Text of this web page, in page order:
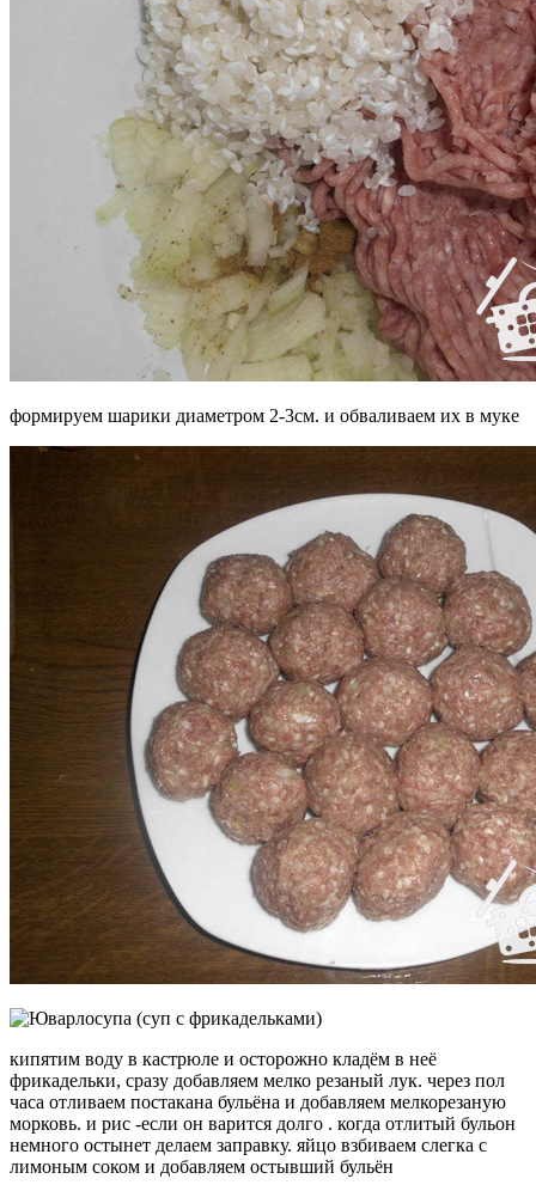
формируем шарики диаметром 2-3см. и обваливаем их в муке
кипятим воду в кастрюле и осторожно кладём в неё
фрикадельки, сразу добавляем мелко резаный лук. через пол
часа отливаем постакана бульёна и добавляем мелкорезаную
морковь. и рис -если он варится долго . когда отлитый бульoн
немного остынет делаем заправку. яйцо взбиваем слегка с
лимоным соком и добавляем остывший бульён